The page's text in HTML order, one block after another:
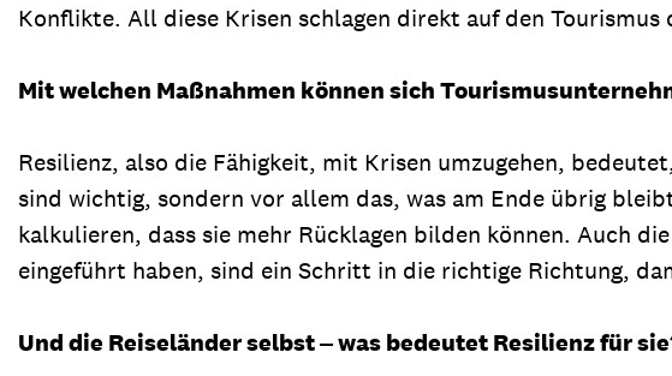
Konflikte. All diese Krisen schlagen direkt auf den Tourismus
Mit welchen Maßnahmen können sich
Resilienz, also die Fähigkeit, mit Krisen umzugehen,
sind wichtig, sondern vor allem das, was am Ende übrig
kalkulieren, dass sie mehr Rücklagen bilden können. Auch
eingeführt haben, sind ein Schritt in die richtige Richtung,
Und die Reiseländer selbst ‒ was bedeutet Resilienz für